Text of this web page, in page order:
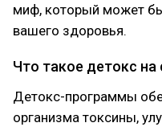
миф, который может
вашего здоровья.
Что такое детокс
Детокс-программы
организма токсины,